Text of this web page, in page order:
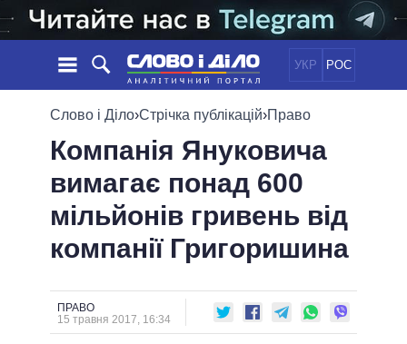
УКР РОС
НОВИНИ
СТРІЧКА
ПОДІЇ
СТАТТІ
ОГЛЯДИ
ДАЙДЖЕСТИ
ПОЛІТИКА
ЕКОНОМІКА
СУСПІЛЬСТВО
ОБIЦЯНКИ
ПОЛIТИКИ
УСІ ПОЛІТИКИ
ПРЕЗИДЕНТ І ОФІС
ВЕРХОВНА РАДА
КАБІНЕТ МІНІСТРІВ
ІНФОГРАФІКА
ПІДТРИМАТИ
Слово і Діло›Стрічка публікацій›Право
Компанія Януковича
вимагає понад 600
мільйонів гривень від
компанії Григоришина
ПРАВО
15 травня 2017, 16:34